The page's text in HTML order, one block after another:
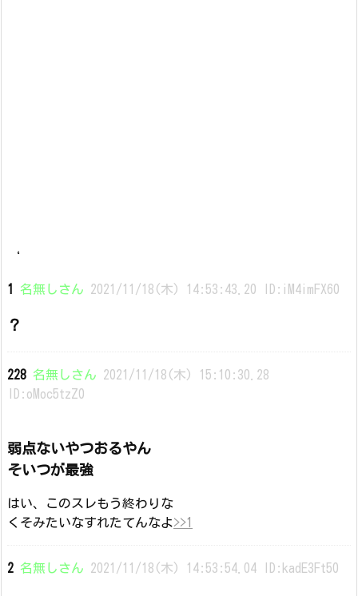
‘
1 名無しさん 2021/11/18(木) 14:53:43.20 ID:iM4imFX60
？
228 名無しさん 2021/11/18(木) 15:10:30.28
ID:oMoc5tzZ0
弱点ないやつおるやん
そいつが最強
はい、このスレもう終わりな
くそみたいなすれたてんなよ>>1
2 名無しさん 2021/11/18(木) 14:53:54.04 ID:kadE3Ft50